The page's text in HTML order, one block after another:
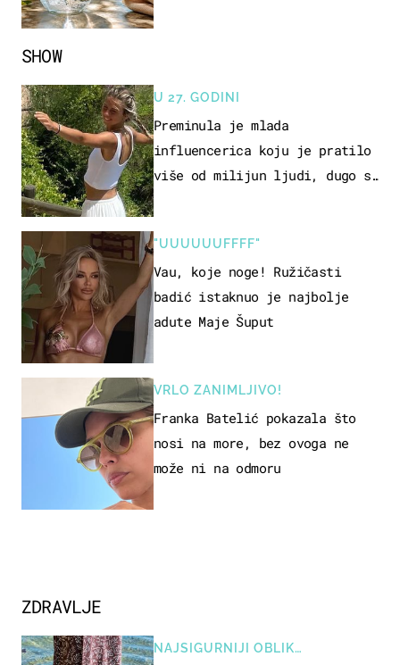
SHOW
U 27. GODINI
Preminula je mlada
influencerica koju je pratilo
više od milijun ljudi, dugo se
"UUUUUUFFFF"
Vau, koje noge! Ružičasti
badić istaknuo je najbolje
adute Maje Šuput
VRLO ZANIMLJIVO!
Franka Batelić pokazala što
nosi na more, bez ovoga ne
može ni na odmoru
ZDRAVLJE
NAJSIGURNIJI OBLIK